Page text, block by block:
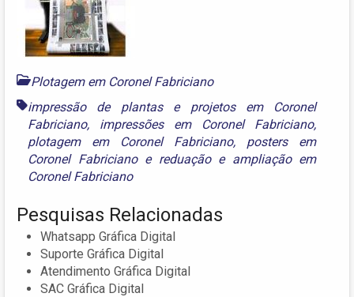
Plotagem em Coronel Fabriciano
impressão de plantas e projetos em Coronel
Fabriciano, impressões em Coronel Fabriciano,
plotagem em Coronel Fabriciano, posters em
Coronel Fabricianoe reduação e ampliação em
Coronel Fabriciano
Pesquisas Relacionadas
Whatsapp Gráfica Digital
Suporte Gráfica Digital
Atendimento Gráfica Digital
SAC Gráfica Digital